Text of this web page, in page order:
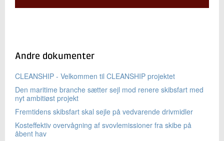
Andre dokumenter
CLEANSHIP - Velkommen til CLEANSHIP projektet
Den maritime branche sætter sejl mod renere skibsfart med
nyt ambitiøst projekt
Fremtidens skibsfart skal sejle på vedvarende drivmidler
Kosteffektiv overvågning af svovlemissioner fra skibe på
åbent hav